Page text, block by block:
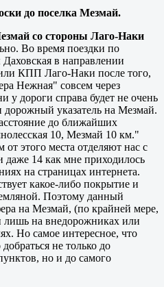
до поселка Мезмай.
со стороны Лаго-Наки
Во время поездки по
в направлении
КПП Лаго-Наки после того,
Нежная" совсем через
у дороги справа будет не очень
указатель на Мезмай.
до ближайших
10, Мезмай 10 км."
этого места отделяют нас с
14 как мне приходилось
на страницах интернета.
какое-либо покрытие и
Поэтому данный
на Мезмай, (по крайней мере,
лишь на внедорожниках или
Но самое интересное, что
не только до
но и до самого